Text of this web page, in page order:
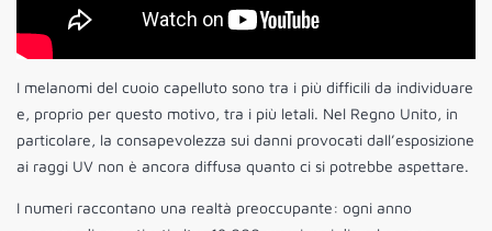
I melanomi del cuoio capelluto sono tra i più difficili da individuare
e, proprio per questo motivo, tra i più letali. Nel Regno Unito, in
particolare, la consapevolezza sui danni provocati dall’esposizione
ai raggi UV non è ancora diffusa quanto ci si potrebbe aspettare.
I numeri raccontano una realtà preoccupante: ogni anno